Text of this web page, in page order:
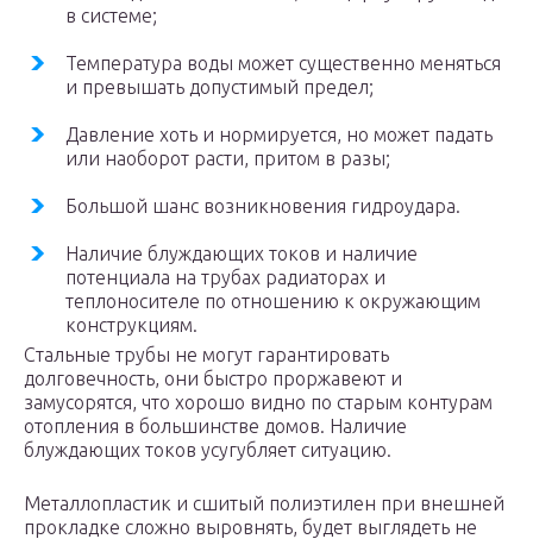
в системе;
Температура воды может существенно меняться
и превышать допустимый предел;
Давление хоть и нормируется, но может падать
или наоборот расти, притом в разы;
Большой шанс возникновения гидроудара.
Наличие блуждающих токов и наличие
потенциала на трубах радиаторах и
теплоносителе по отношению к окружающим
конструкциям.
Стальные трубы не могут гарантировать
долговечность, они быстро проржавеют и
замусорятся, что хорошо видно по старым контурам
отопления в большинстве домов. Наличие
блуждающих токов усугубляет ситуацию.
Металлопластик и сшитый полиэтилен при внешней
прокладке сложно выровнять, будет выглядеть не